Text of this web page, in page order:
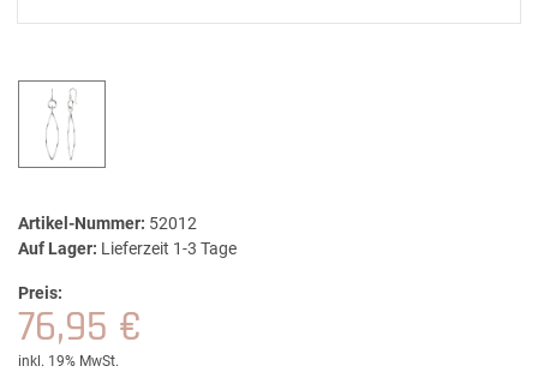
Artikel-Nummer: 52012
Auf Lager: Lieferzeit 1-3 Tage
Preis:
76,95 €
inkl. 19% MwSt.